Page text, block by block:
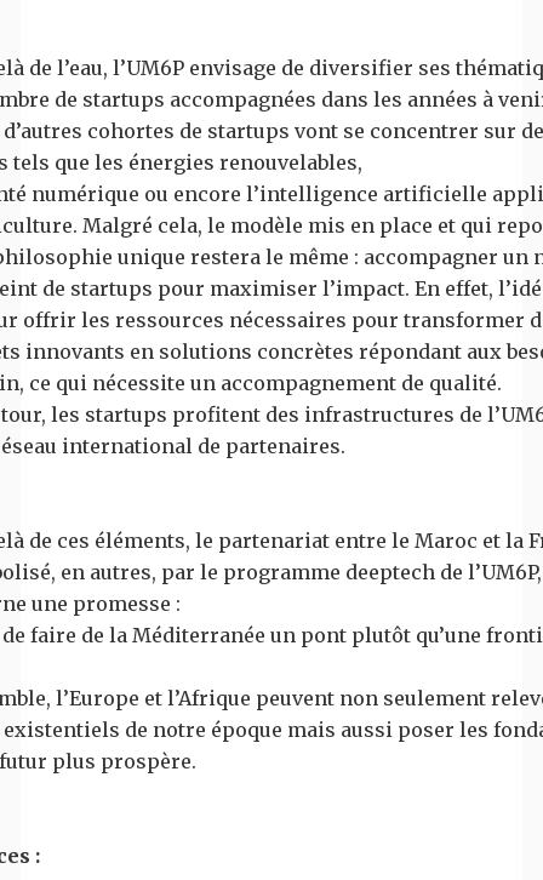
de l’eau, l’UM6P envisage de diversifier ses
de startups accompagnées dans les années à
d’autres cohortes de startups vont se concentrer sur
tels que les énergies renouvelables,
numérique ou encore l’intelligence artificielle
Malgré cela, le modèle mis en place et qui
unique restera le même : accompagner un
de startups pour maximiser l’impact. En effet,
offrir les ressources nécessaires pour transformer
innovants en solutions concrètes répondant aux
ce qui nécessite un accompagnement de qualité.
les startups profitent des infrastructures de
international de partenaires.
de ces éléments, le partenariat entre le Maroc et la
en autres, par le programme deeptech de l’UM6P,
une promesse :
faire de la Méditerranée un pont plutôt qu’une
l’Europe et l’Afrique peuvent non seulement
de notre époque mais aussi poser les
futur plus prospère.
: